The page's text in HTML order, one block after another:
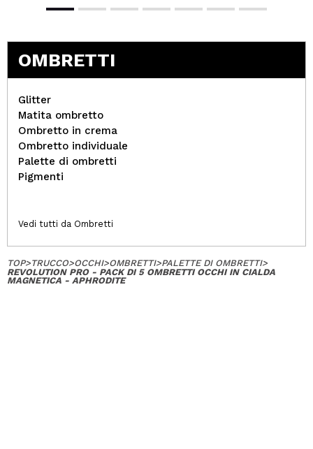
OMBRETTI
Glitter
Matita ombretto
Ombretto in crema
Ombretto individuale
Palette di ombretti
Pigmenti
Vedi tutti da Ombretti
TOP>TRUCCO>OCCHI>OMBRETTI>PALETTE DI OMBRETTI>
REVOLUTION PRO - PACK DI 5 OMBRETTI OCCHI IN CIALDA
MAGNETICA - APHRODITE